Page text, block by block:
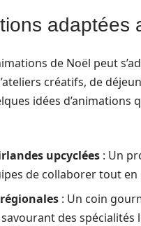
adaptées
de Noël peut
créatifs, de
idées d’animations
upcyclées : Un
de collaborer tout en
: Un coin
des spécialités